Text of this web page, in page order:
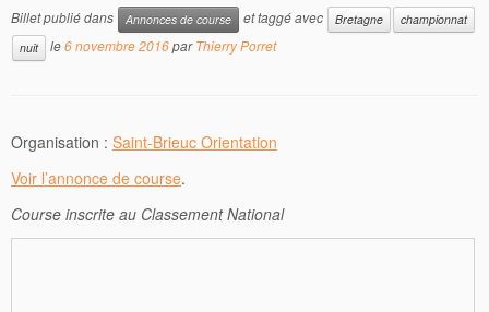
Billet publié dans Annonces de course et taggé avec Bretagne
championnat
nuit
le6 novembre 2016parThierry Porret
Organisation : Saint-Brieuc Orientation
Voir l’annonce de course.
Course inscrite au Classement National